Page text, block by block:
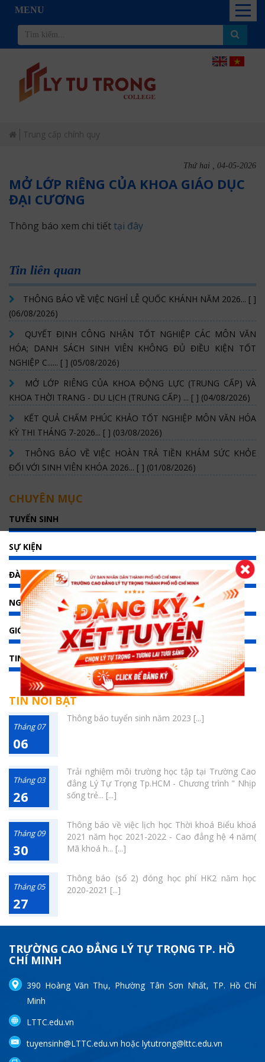
MENU
Trung cấp chính quy
Thứ hai , 04-05-2026
MỞ LỚP RIÊNG CỦA KHOA GIÁO DỤC
ĐẠI CƯƠNG
Thông báo xem chi tiết tại đây
Tin liên quan
THÔNG BÁO VỀ VIỆC NGHỈ LỄ QUỐC KHÁNH NĂM 2026... [ ]
(06/08/2026)
QUYẾT ĐỊNH CÔNG NHẬN TỐT NGHIỆP CÁC MÔN VĂN
HÓA; DANH SÁCH SINH VIÊN KHÔNG ĐỦ ĐIỀU KIỆN TỐT
NGHIỆP C...... [ ] (05/08/2026)
MỞ LỚP RIÊNG CỦA KHOA ĐỘNG LỰC (TRUNG CẤP) VÀ
KHOA THỜI TRANG - DU LỊCH (TRUNG CẤP) ... [ ] (04/08/2026)
KẾT QUẢ CHẤM PHÚC KHẢO TỐT NGHIỆP MÔN VĂN HÓA
KỲ THI THÁNG 7-2026... [ ] (03/08/2026)
THÔNG BÁO VỀ VIỆC HOÀN TRẢ TIỀN KHÁM SỨC KHỎE
ĐỐI VỚI SINH VIÊN KHÓA 2026... [ ] (01/08/2026)
CHUYÊN MỤC
TUYỂN SINH
SỰ KIỆN
ĐÀO TẠO
NGHIÊN CỨU KHOA HỌC
GIỚI THIỆU
TIN TỨC
TIN NỖI BẬT
Tháng 07
06
Thông báo tuyển sinh năm 2023 [...]
Tháng 03
26
Trải nghiệm môi trường học tập tại Trường Cao
đẳng Lý Tự Trọng Tp.HCM - Chương trình " Nhịp
sống trẻ... [...]
Tháng 09
30
Thông báo về việc lịch học Thời khoá Biểu khoá
2021 năm học 2021-2022 - Cao đẳng hệ 4 năm(
Mã khoá h... [...]
Tháng 05
27
Thông báo (số 2) đóng học phí HK2 năm học
2020-2021 [...]
TRƯỜNG CAO ĐẲNG LÝ TỰ TRỌNG TP. HỒ
CHÍ MINH
390 Hoàng Văn Thụ, Phường Tân Sơn Nhất, TP. Hồ Chí
Minh
LTTC.edu.vn
tuyensinh@LTTC.edu.vn hoặc lytutrong@lttc.edu.vn